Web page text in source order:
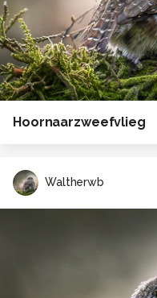
Hoornaarzweefvlieg
Waltherwb